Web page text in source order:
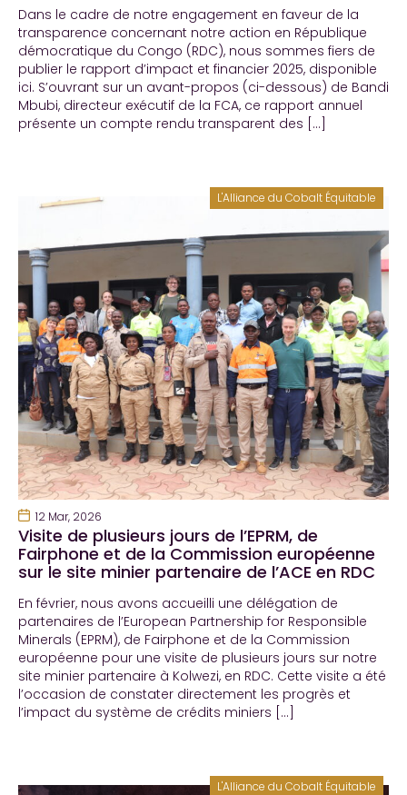
Dans le cadre de notre engagement en faveur de la
transparence concernant notre action en République
démocratique du Congo (RDC), nous sommes fiers de
publier le rapport d’impact et financier 2025, disponible
ici. S’ouvrant sur un avant-propos (ci-dessous) de Bandi
Mbubi, directeur exécutif de la FCA, ce rapport annuel
présente un compte rendu transparent des […]
L'Alliance du Cobalt Équitable
12 Mar, 2026
Visite de plusieurs jours de l’EPRM, de
Fairphone et de la Commission européenne
sur le site minier partenaire de l’ACE en RDC
En février, nous avons accueilli une délégation de
partenaires de l’European Partnership for Responsible
Minerals (EPRM), de Fairphone et de la Commission
européenne pour une visite de plusieurs jours sur notre
site minier partenaire à Kolwezi, en RDC. Cette visite a été
l’occasion de constater directement les progrès et
l’impact du système de crédits miniers […]
L'Alliance du Cobalt Équitable